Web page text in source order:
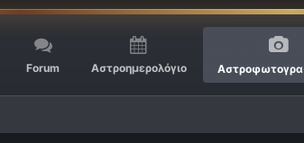
Forum Αστροημερολόγιο